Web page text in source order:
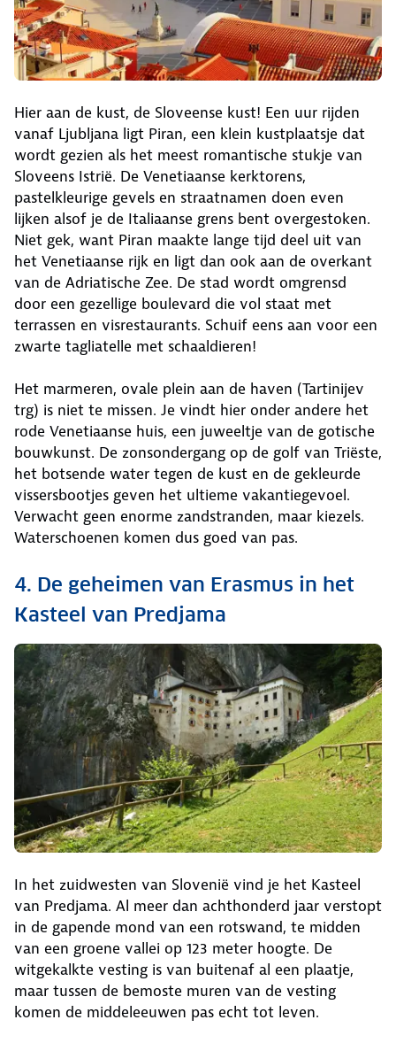
Hier aan de kust, de Sloveense kust! Een uur rijden
vanaf Ljubljana ligt Piran, een klein kustplaatsje dat
wordt gezien als het meest romantische stukje van
Sloveens Istrië. De Venetiaanse kerktorens,
pastelkleurige gevels en straatnamen doen even
lijken alsof je de Italiaanse grens bent overgestoken.
Niet gek, want Piran maakte lange tijd deel uit van
het Venetiaanse rijk en ligt dan ook aan de overkant
van de Adriatische Zee. De stad wordt omgrensd
door een gezellige boulevard die vol staat met
terrassen en visrestaurants. Schuif eens aan voor een
zwarte tagliatelle met schaaldieren!
Het marmeren, ovale plein aan de haven (Tartinijev
trg) is niet te missen. Je vindt hier onder andere het
rode Venetiaanse huis, een juweeltje van de gotische
bouwkunst. De zonsondergang op de golf van Triëste,
het botsende water tegen de kust en de gekleurde
vissersbootjes geven het ultieme vakantiegevoel.
Verwacht geen enorme zandstranden, maar kiezels.
Waterschoenen komen dus goed van pas.
4. De geheimen van Erasmus in het
Kasteel van Predjama
In het zuidwesten van Slovenië vind je het Kasteel
van Predjama. Al meer dan achthonderd jaar verstopt
in de gapende mond van een rotswand, te midden
van een groene vallei op 123 meter hoogte. De
witgekalkte vesting is van buitenaf al een plaatje,
maar tussen de bemoste muren van de vesting
komen de middeleeuwen pas echt tot leven.